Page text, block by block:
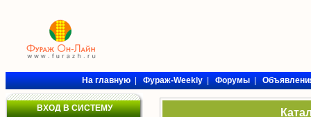
На главную|Фураж-Weekly|Форумы|
ВХОД В СИСТЕМУ